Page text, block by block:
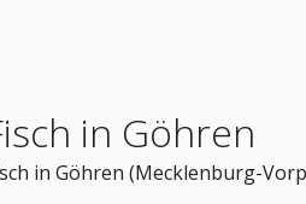
in Göhren
in Göhren (Mecklenburg-